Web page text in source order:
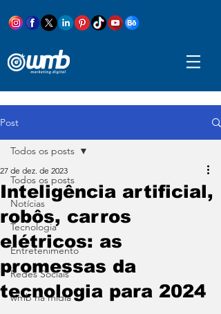
Post
Todos os posts
Notícias
Tecnologia
Entretenimento
Redes Sociais
wmb na mídia
Todos os posts
Inteligência artificial,
robôs, carros
elétricos: as
promessas da
tecnologia para 2024
27 de dez. de 2023